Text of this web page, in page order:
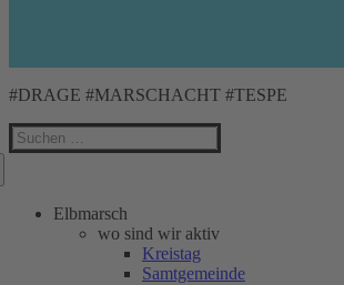
#DRAGE #MARSCHACHT #TESPE
Suchen
nach:
Elbmarsch
wo sind wir aktiv
Kreistag
Samtgemeinde